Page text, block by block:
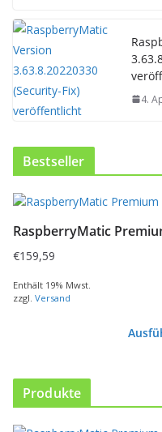
4.
Bestseller
RaspberryMatic
€159,59
Enthält 19% Mwst.
zzgl. Versand
s
e
Produkte